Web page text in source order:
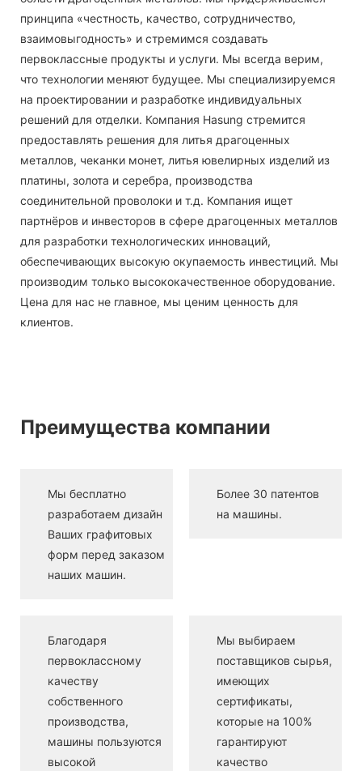
принципа «честность, качество, сотрудничество,
взаимовыгодность» и стремимся создавать
первоклассные продукты и услуги. Мы всегда верим,
что технологии меняют будущее. Мы специализируемся
на проектировании и разработке индивидуальных
решений для отделки. Компания Hasung стремится
предоставлять решения для литья драгоценных
металлов, чеканки монет, литья ювелирных изделий из
платины, золота и серебра, производства
соединительной проволоки и т.д. Компания ищет
партнёров и инвесторов в сфере драгоценных металлов
для разработки технологических инноваций,
обеспечивающих высокую окупаемость инвестиций. Мы
производим только высококачественное оборудование.
Цена для нас не главное, мы ценим ценность для
клиентов.
Преимущества компании
Мы бесплатно
разработаем дизайн
Ваших графитовых
форм перед заказом
наших машин.
Более 30 патентов
на машины.
Благодаря
первоклассному
качеству
собственного
производства,
машины пользуются
высокой
Мы выбираем
поставщиков сырья,
имеющих
сертификаты,
которые на 100%
гарантируют
качество